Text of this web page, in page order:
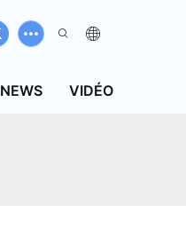
NEWS VIDÉO